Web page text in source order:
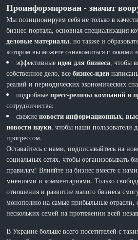
Проинформирован - значит
Мы позиционируем себя не только в
бизнес-портала, основная специализация
деловые материалы, но также и
котором вы можете ознакомиться с такими
эффективныеидеи для бизнеса, чтобы
собственное дело, всебизнес-идеи
реалий и периодических экономических
подробныепресс-релизы компаний и
сотрудничества;
свежиеновости информационных,
новости науки, чтобы наши пользователи
прогрессом.
Оставайтесь с нами, подписывайтесь на
социальных сетях, чтобы организовывать
правилам! Влияйте на бизнес вместе с
мнениями и комментариями. Только
отношения и развитие малого бизнеса
монополию на самые прибыльные отрасли,
нескольких семей на протяжении всей
В Украине больше всего посетителей с